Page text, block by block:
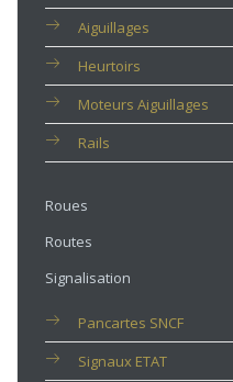
Aiguillages
Heurtoirs
Moteurs Aiguillages
Rails
Roues
Routes
Signalisation
Pancartes SNCF
Signaux ETAT